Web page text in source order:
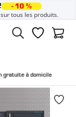
- 10 %
tous les produits.
Liste dePanier